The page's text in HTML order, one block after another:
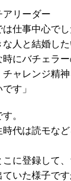
リーダー
仕事中心で
人と結婚し
にバチェラ
ャレンジ精
す」
。
代は読モな
に登録して
いた様子で